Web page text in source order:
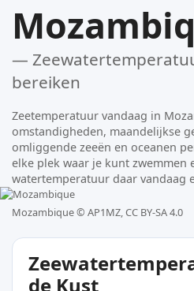
—
bereiken
Zeetemperatuur vandaag in
omstandigheden, maandelijkse
omliggende zeeën en oceanen
elke plek waar je kunt zwemmen
watertemperatuur daar vandaag
Mozambique © AP1MZ, CC BY-SA 4.0
de Kust